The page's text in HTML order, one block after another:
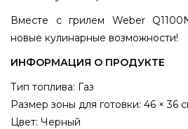
Вместе с грилем Weber
новые кулинарные возможности!
ИНФОРМАЦИЯ О ПРОДУКТЕ
Тип топлива: Газ
Размер зоны для готовки: 46 × 36
Цвет: Черный